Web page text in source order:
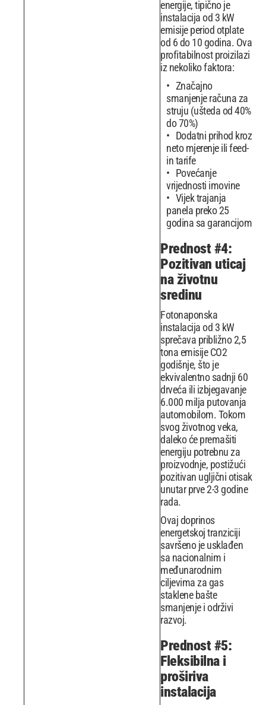
energije, tipično je
instalacija od 3 kW
emisije period otplate
od 6 do 10 godina. Ova
profitabilnost proizilazi
iz nekoliko faktora:
Značajno
smanjenje računa za
struju (ušteda od 40%
do 70%)
Dodatni prihod kroz
neto mjerenje ili feed-
in tarife
Povećanje
vrijednosti imovine
Vijek trajanja
panela preko 25
godina sa garancijom
Prednost #4:
Pozitivan uticaj
na životnu
sredinu
Fotonaponska
instalacija od 3 kW
sprečava približno 2,5
tona emisije CO2
godišnje, što je
ekvivalentno sadnji 60
drveća ili izbjegavanje
6.000 milja putovanja
automobilom. Tokom
svog životnog veka,
daleko će premašiti
energiju potrebnu za
proizvodnje, postižući
pozitivan ugljični otisak
unutar prve 2-3 godine
rada.
Ovaj doprinos
energetskoj tranziciji
savršeno je usklađen
sa nacionalnim i
međunarodnim
ciljevima za gas
staklene bašte
smanjenje i održivi
razvoj.
Prednost #5:
Fleksibilna i
proširiva
instalacija